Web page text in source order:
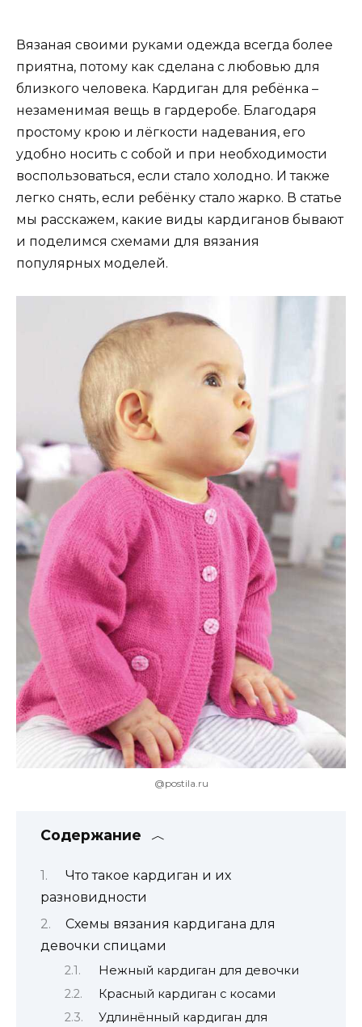
Вязаная своими руками одежда всегда более
приятна, потому как сделана с любовью для
близкого человека. Кардиган для ребёнка –
незаменимая вещь в гардеробе. Благодаря
простому крою и лёгкости надевания, его
удобно носить с собой и при необходимости
воспользоваться, если стало холодно. И также
легко снять, если ребёнку стало жарко. В статье
мы расскажем, какие виды кардиганов бывают
и поделимся схемами для вязания
популярных моделей.
@postila.ru
Содержание
Что такое кардиган и их
разновидности
Схемы вязания кардигана для
девочки спицами
Нежный кардиган для девочки
Красный кардиган с косами
Удлинённый кардиган для